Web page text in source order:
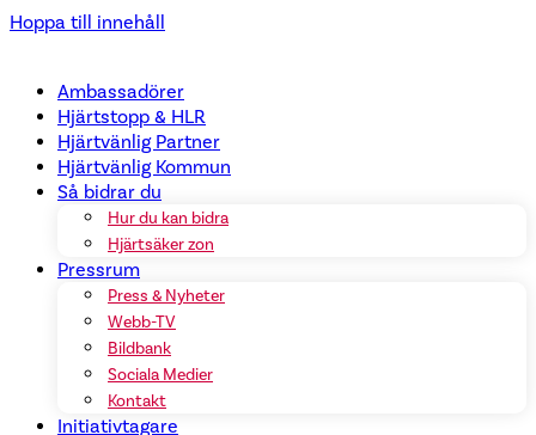
Hoppa till innehåll
Ambassadörer
Hjärtstopp & HLR
Hjärtvänlig Partner
Hjärtvänlig Kommun
Så bidrar du
Hur du kan bidra
Hjärtsäker zon
Pressrum
Press & Nyheter
Webb-TV
Bildbank
Sociala Medier
Kontakt
Initiativtagare